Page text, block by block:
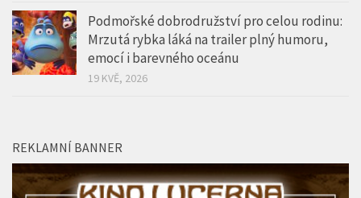
Podmořské dobrodružství pro celou rodinu:
Mrzutá rybka láká na trailer plný humoru,
emocí i barevného oceánu
19 KVĚ, 2026
REKLAMNÍ BANNER